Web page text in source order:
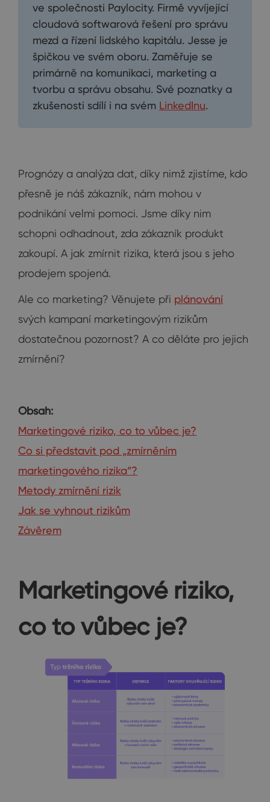
ve společnosti Paylocity. Firmě vyvíjející
cloudová softwarová řešení pro správu
mezd a řízení lidského kapitálu. Jesse je
špičkou ve svém oboru. Zaměřuje se
primárně na komunikaci, marketing a
tvorbu a správu obsahu. Své poznatky a
zkušenosti sdílí i na svém LinkedInu.
Prognózy a analýza dat, díky nimž zjistíme, kdo
přesně je náš zákazník, nám mohou v
podnikání velmi pomoci. Jsme díky nim
schopni odhadnout, zda zákazník produkt
zakoupí. A jak zmírnit rizika, která jsou s jeho
prodejem spojená.
Ale co marketing? Věnujete při plánování
svých kampaní marketingovým rizikům
dostatečnou pozornost? A co děláte pro jejich
zmírnění?
Obsah:
Marketingové riziko, co to vůbec je?
Co si představit pod „zmírněním
marketingového rizika“?
Metody zmírnění rizik
Jak se vyhnout rizikům
Závěrem
Marketingové riziko,
co to vůbec je?